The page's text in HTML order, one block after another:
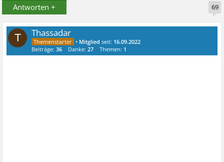
Antworten + 69
T Thassadar
• Mitglied seit: 16.09.2022
Beiträge:36 Danke:27 Themen: 1